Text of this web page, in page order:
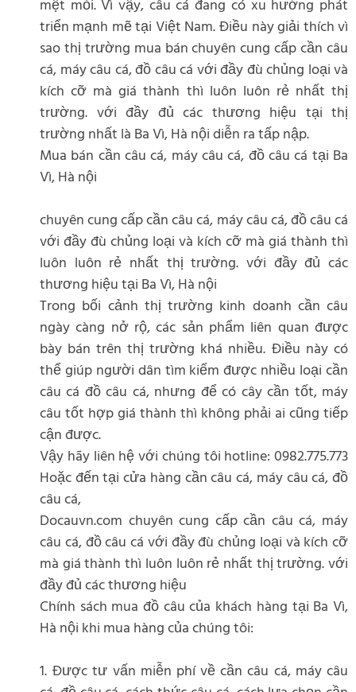
mệt mỏi. Vì vậy, câu cá đang có xu hướng phát
triển mạnh mẽ tại Việt Nam. Điều này giải thích vì
sao thị trường mua bán chuyên cung cấp cần câu
cá, máy câu cá, đồ câu cá với đầy đù chủng loại và
kích cỡ mà giá thành thì luôn luôn rẻ nhất thị
trường. với đầy đủ các thương hiệu tại thị
trường nhất là Ba Vì, Hà nội diễn ra tấp nập.
Mua bán cần câu cá, máy câu cá, đồ câu cá tại Ba
Vì, Hà nội
chuyên cung cấp cần câu cá, máy câu cá, đồ câu cá
với đầy đù chủng loại và kích cỡ mà giá thành thì
luôn luôn rẻ nhất thị trường. với đầy đủ các
thương hiệu tại Ba Vì, Hà nội
Trong bối cảnh thị trường kinh doanh cần câu
ngày càng nở rộ, các sản phẩm liên quan được
bày bán trên thị trường khá nhiều. Điều này có
thể giúp người dân tìm kiếm được nhiều loại cần
câu cá đồ câu cá, nhưng để có cây cần tốt, máy
câu tốt hợp giá thành thì không phải ai cũng tiếp
cận được.
Vậy hãy liên hệ với chúng tôi hotline: 0982.775.773
Hoặc đến tại cửa hàng cần câu cá, máy câu cá, đồ
câu cá,
Docauvn.com chuyên cung cấp cần câu cá, máy
câu cá, đồ câu cá với đầy đù chủng loại và kích cỡ
mà giá thành thì luôn luôn rẻ nhất thị trường. với
đầy đủ các thương hiệu
Chính sách mua đồ câu của khách hàng tại Ba Vì,
Hà nội khi mua hàng của chúng tôi:
1. Được tư vấn miễn phí về cần câu cá, máy câu